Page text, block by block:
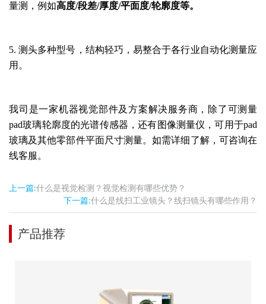
量测，例如高度/段差/厚度/平面度/轮廓度等。
5. 测头多种型号，结构轻巧，易整合于各行业自动化测量应
用。
我司是一家机器视觉部件及方案解决服务商，除了可测量
pad玻璃轮廓度的光谱传感器，还有图像测量仪，可用于pad
玻璃及其他零部件平面尺寸测量。如需详细了解，可咨询在
线客服。
上一篇:什么是视觉检测？视觉检测有哪些优势？
下一篇:什么是线扫工业镜头？线扫镜头有哪些作用？
产品推荐